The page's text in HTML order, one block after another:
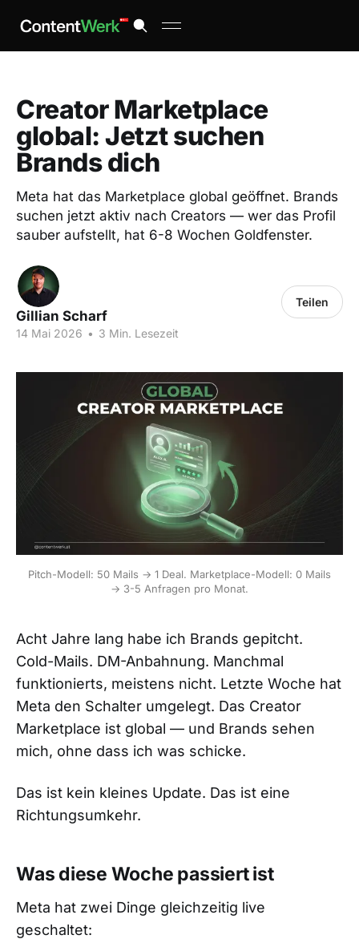
Creator Marketplace
global: Jetzt suchen
Brands dich
Meta hat das Marketplace global geöffnet. Brands
suchen jetzt aktiv nach Creators — wer das Profil
sauber aufstellt, hat 6-8 Wochen Goldfenster.
Gillian Scharf
14 Mai 2026 • 3 Min. Lesezeit
Teilen
Pitch-Modell: 50 Mails → 1 Deal. Marketplace-Modell: 0 Mails
→ 3-5 Anfragen pro Monat.
Acht Jahre lang habe ich Brands gepitcht.
Cold-Mails. DM-Anbahnung. Manchmal
funktionierts, meistens nicht. Letzte Woche hat
Meta den Schalter umgelegt. Das Creator
Marketplace ist global — und Brands sehen
mich, ohne dass ich was schicke.
Das ist kein kleines Update. Das ist eine
Richtungsumkehr.
Was diese Woche passiert ist
Meta hat zwei Dinge gleichzeitig live
geschaltet: